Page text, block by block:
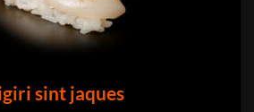
sint jaques